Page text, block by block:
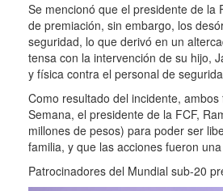
Se mencionó que el presidente de la
de premiación, sin embargo, los
seguridad, lo que derivó en un
tensa con la intervención de su hijo,
y física contra el personal de
Como resultado del incidente,
Semana, el presidente de la FCF,
millones de pesos) para poder ser
familia, y que las acciones fueron
Patrocinadores del Mundial sub-20